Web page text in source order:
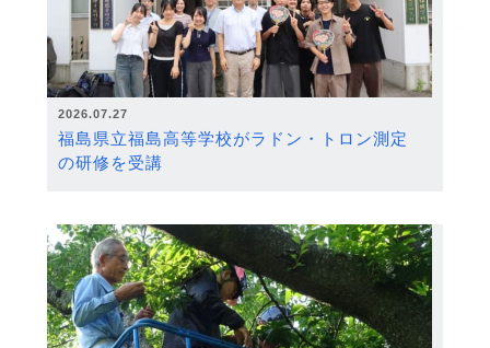
2026.07.27
福島県立福島高等学校がラドン・トロン測定
の研修を受講